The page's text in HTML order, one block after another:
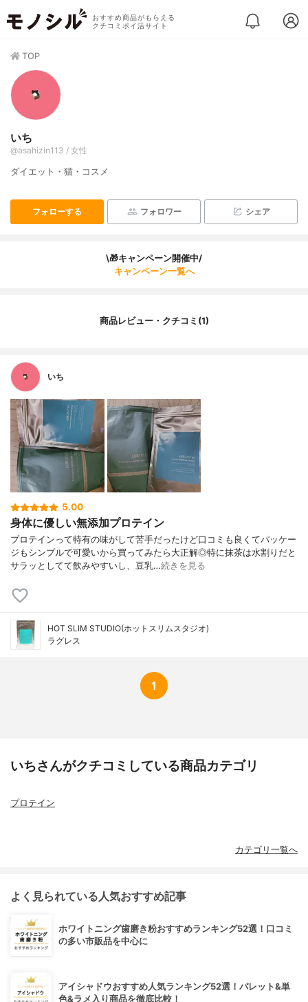
おすすめ商品がもらえる
クチコミポイ活サイト
TOP
いち
@asahizin113 / 女性
ダイエット・猫・コスメ
フォローする フォロワー シェア
\🎁キャンペーン開催中/
キャンペーン一覧へ
商品レビュー・クチコミ(1)
いち
5.00
身体に優しい無添加プロテイン
プロテインって特有の味がして苦手だったけど口コミも良くてパッケー
ジもシンプルで可愛いから買ってみたら大正解◎特に抹茶は水割りだと
サラッとしてて飲みやすいし、豆乳…続きを見る
HOT SLIM STUDIO(ホットスリムスタジオ)
ラグレス
1
いちさんがクチコミしている商品カテゴリ
プロテイン
カテゴリ一覧へ
よく見られている人気おすすめ記事
ホワイトニング歯磨き粉おすすめランキング52選！口コミ
の多い市販品を中心に
アイシャドウおすすめ人気ランキング52選！パレット&単
色&ラメ入り商品を徹底比較！